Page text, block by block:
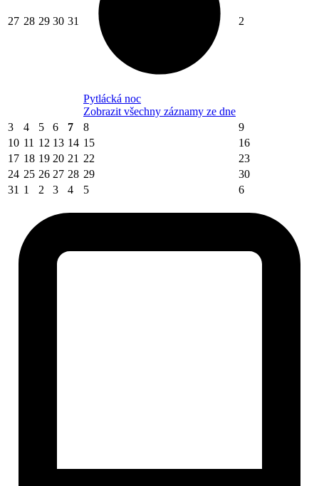
27 28 29 30 31
Pytlácká noc
Zobrazit všechny záznamy ze dne
2
3 4 5 6 7 8
9
10 11 12 13 14 15
16
17 18 19 20 21 22
23
24 25 26 27 28 29
30
31 1 2 3 4 5 6